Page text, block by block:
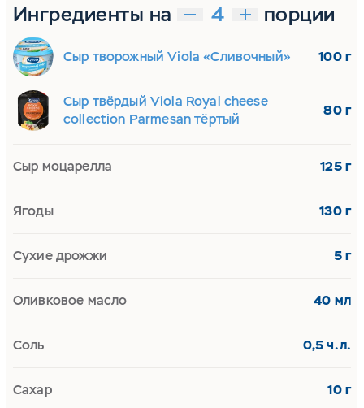
Ингредиенты на порции
Сыр творожный Viola «Сливочный» 100 г
Сыр твёрдый Viola Royal cheese
collection Parmesan тёртый
80 г
Сыр моцарелла 125 г
Ягоды 130 г
Сухие дрожжи 5 г
Оливковое масло 40 мл
Соль 0,5 ч.л.
Сахар 10 г